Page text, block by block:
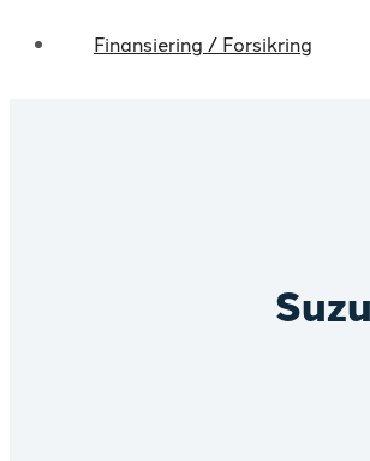
Finansiering / Forsikring